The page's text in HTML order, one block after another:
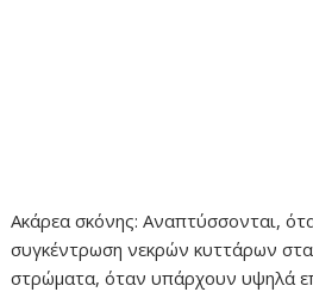
Ακάρεα σκόνης: Αναπτύσσονται,
συγκέντρωση νεκρών κυττάρων στα
στρώματα, όταν υπάρχουν υψηλά